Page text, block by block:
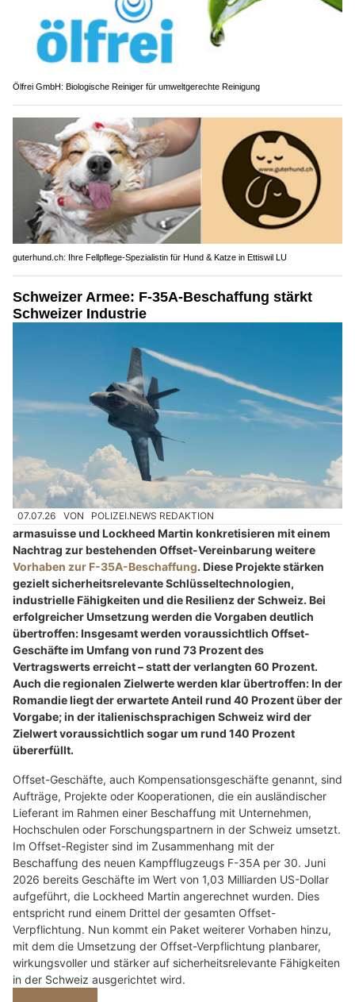
Ölfrei GmbH: Biologische Reiniger für umweltgerechte Reinigung
guterhund.ch: Ihre Fellpflege-Spezialistin für Hund & Katze in Ettiswil LU
Schweizer Armee: F-35A-Beschaffung stärkt
Schweizer Industrie
07.07.26 VON POLIZEI.NEWS REDAKTION
armasuisse und Lockheed Martin konkretisieren mit einem
Nachtrag zur bestehenden Offset-Vereinbarung weitere
Vorhaben zur F-35A-Beschaffung. Diese Projekte stärken
gezielt sicherheitsrelevante Schlüsseltechnologien,
industrielle Fähigkeiten und die Resilienz der Schweiz. Bei
erfolgreicher Umsetzung werden die Vorgaben deutlich
übertroffen: Insgesamt werden voraussichtlich Offset-
Geschäfte im Umfang von rund 73 Prozent des
Vertragswerts erreicht – statt der verlangten 60 Prozent.
Auch die regionalen Zielwerte werden klar übertroffen: In der
Romandie liegt der erwartete Anteil rund 40 Prozent über der
Vorgabe; in der italienischsprachigen Schweiz wird der
Zielwert voraussichtlich sogar um rund 140 Prozent
übererfüllt.
Offset-Geschäfte, auch Kompensationsgeschäfte genannt, sind
Aufträge, Projekte oder Kooperationen, die ein ausländischer
Lieferant im Rahmen einer Beschaffung mit Unternehmen,
Hochschulen oder Forschungspartnern in der Schweiz umsetzt.
Im Offset-Register sind im Zusammenhang mit der
Beschaffung des neuen Kampfflugzeugs F-35A per 30. Juni
2026 bereits Geschäfte im Wert von 1,03 Milliarden US-Dollar
aufgeführt, die Lockheed Martin angerechnet wurden. Dies
entspricht rund einem Drittel der gesamten Offset-
Verpflichtung. Nun kommt ein Paket weiterer Vorhaben hinzu,
mit dem die Umsetzung der Offset-Verpflichtung planbarer,
wirkungsvoller und stärker auf sicherheitsrelevante Fähigkeiten
in der Schweiz ausgerichtet wird.